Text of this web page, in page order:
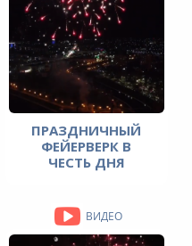
ПРАЗДНИЧНЫЙ
ФЕЙЕРВЕРК В
ЧЕСТЬ ДНЯ
ВИДЕО